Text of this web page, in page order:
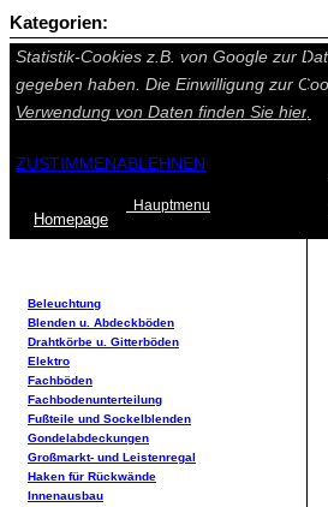
Auf dieser Seite werden technisch
Statistik-Cookies z.B. von Google zur
gegeben haben. Die Einwilligung zur
Verwendung von Daten finden Sie hier.
ZUSTIMMENABLEHNEN
Homepage
Hauptmenu
Kategorien:
Beleuchtung
Blenden u. Abdeckböden
Drahtkörbe u. Gitterböden
Elektro
Fachböden
Fachbodenunterteilung
Fußteile und Sockelblenden
Gondelabdeckungen
Großmarkt- und Leistenregal
Haken für Rückwände
Innenausbau